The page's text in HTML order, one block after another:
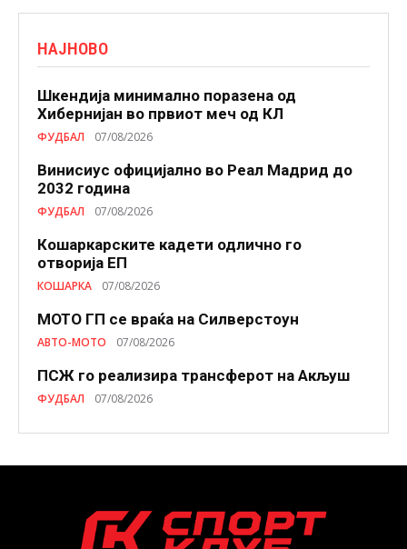
НАЈНОВО
Шкендија минимално поразена од
Хибернијан во првиот меч од КЛ
ФУДБАЛ 07/08/2026
Винисиус официјално во Реал Мадрид до
2032 година
ФУДБАЛ 07/08/2026
Кошаркарските кадети одлично го
отворија ЕП
КОШАРКА 07/08/2026
МОТО ГП се враќа на Силверстоун
АВТО-МОТО 07/08/2026
ПСЖ го реализира трансферот на Акљуш
ФУДБАЛ 07/08/2026